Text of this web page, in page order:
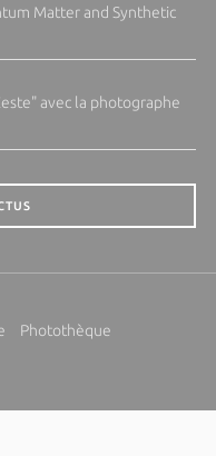
Matter and Synthetic
avec la photographe
Photothèque